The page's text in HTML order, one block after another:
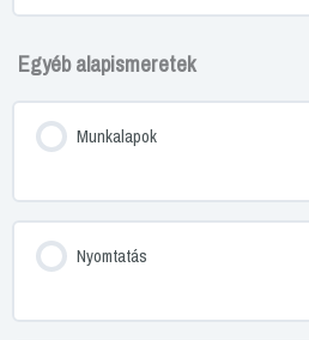
Egyéb alapismeretek
Munkalapok
Nyomtatás